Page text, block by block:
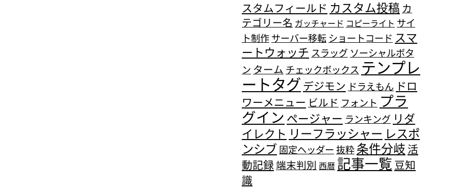
スタムフィールド カスタム投稿 カ
テゴリー名 ガッチャード コピーライト サイ
ト制作サーバー移転 ショートコード スマ
ートウォッチ スラッグ ソーシャルボタ
ン ターム チェックボックス テンプレ
ートタグ デジモン ドラえもん ドロ
ワーメニュー ビルド フォント プラ
グイン ページャー ランキング リダ
イレクト リーフラッシャー レスポ
ンシブ固定ヘッダー抜粋条件分岐 活
動記録端末判別 西暦 記事一覧 豆知
識